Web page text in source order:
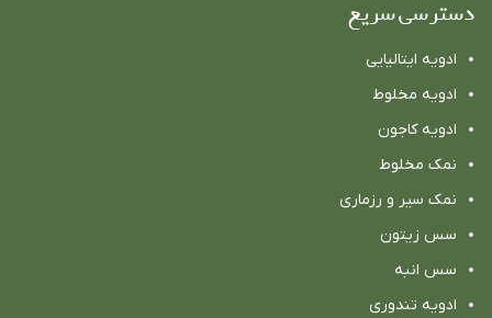
دسترسی سریع
ادویه ایتالیایی
ادویه مخلوط
ادویه كاجون
نمک مخلوط
نمک سیر و رزماری
سس زیتون
سس انبه
ادویه تندوری